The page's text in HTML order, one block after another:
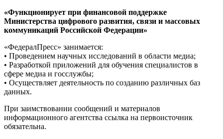
«Функционирует при финансовой поддержке
Министерства цифрового развития, связи и массовых
коммуникаций Российской Федерации»
«ФедералПресс» занимается:
• Проведением научных исследований в области медиа;
• Разработкой приложений для обучения специалистов в
сфере медиа и госслужбы;
• Осуществляет деятельность по созданию различных баз
данных.
При заимствовании сообщений и материалов
информационного агентства ссылка на первоисточник
обязательна.